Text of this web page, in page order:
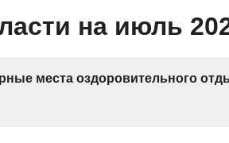
на июль
места оздоровительного